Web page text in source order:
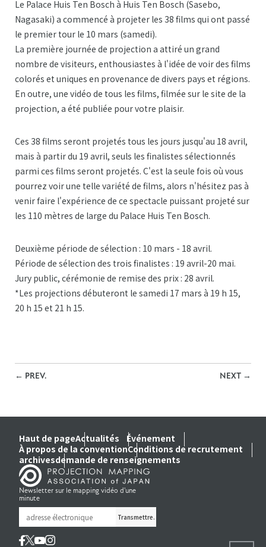
Le Palace Huis Ten Bosch à Huis Ten Bosch (Sasebo,
Nagasaki) a commencé à projeter les 38 films qui ont passé
le premier tour le 10 mars (samedi).
La première journée de projection a attiré un grand
nombre de visiteurs, enthousiastes à l'idée de voir des films
colorés et uniques en provenance de divers pays et régions.
En outre, une vidéo de tous les films, filmée sur le site de la
projection, a été publiée pour votre plaisir.
Ces 38 films seront projetés tous les jours jusqu'au 18 avril,
mais à partir du 19 avril, seuls les finalistes sélectionnés
parmi ces films seront projetés. C'est la seule fois où vous
pourrez voir une telle variété de films, alors n'hésitez pas à
venir faire l'expérience de ce spectacle puissant projeté sur
les 110 mètres de large du Palace Huis Ten Bosch.
Deuxième période de sélection : 10 mars - 18 avril.
Période de sélection des trois finalistes : 19 avril-20 mai.
Jury public, cérémonie de remise des prix : 28 avril.
*Les projections débuteront le samedi 17 mars à 19 h 15,
20 h 15 et 21 h 15.
← PREV. NEXT →
Haut de pageActualités
Événement
À propos de la conventionConditions de recrutement
archivesdemande de renseignements
Newsletter sur le mapping vidéo d'une
minute